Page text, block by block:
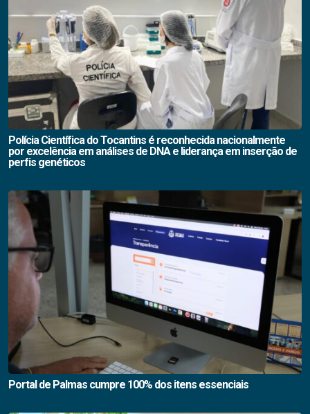
Polícia Científica do Tocantins é reconhecida nacionalmente
por excelência em análises de DNA e liderança em inserção de
perfis genéticos
Portal de Palmas cumpre 100% dos itens essenciais